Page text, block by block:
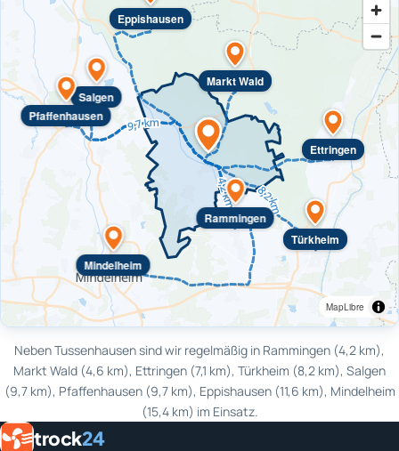
Rammingen
Markt Wald
Ettringen
Salgen
Türkheim
Eppishausen
Pfaffenhausen
Mindelheim
MapLibre
Neben Tussenhausen sind wir regelmäßig in Rammingen (4,2 km),
Markt Wald (4,6 km), Ettringen (7,1 km), Türkheim (8,2 km), Salgen
(9,7 km), Pfaffenhausen (9,7 km), Eppishausen (11,6 km), Mindelheim
(15,4 km) im Einsatz.
trock24